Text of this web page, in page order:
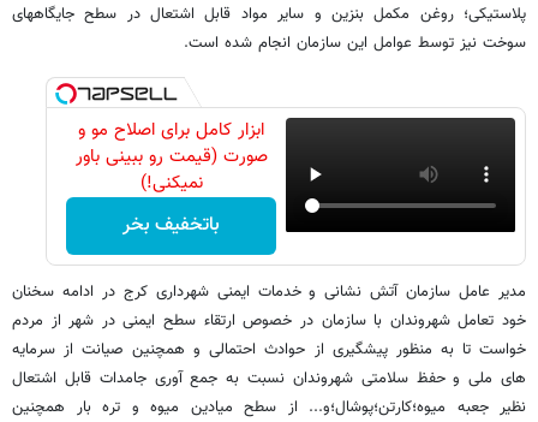
پلاستیکی؛ روغن مکمل بنزین و سایر مواد قابل اشتعال در سطح جایگاههای
سوخت نیز توسط عوامل این سازمان انجام شده است.
ابزار کامل برای اصلاح مو و
صورت (قیمت رو ببینی باور
نمیکنی!)
باتخفیف بخر
مدیر عامل سازمان آتش نشانی و خدمات ایمنی شهرداری کرج در ادامه سخنان
خود تعامل شهروندان با سازمان در خصوص ارتقاء سطح ایمنی در شهر از مردم
خواست تا به منظور پیشگیری از حوادث احتمالی و همچنین صیانت از سرمایه
های ملی و حفظ سلامتی شهروندان نسبت به جمع آوری جامدات قابل اشتعال
نظیر جعبه میوه؛کارتن؛پوشال؛و... از سطح میادین میوه و تره بار همچنین